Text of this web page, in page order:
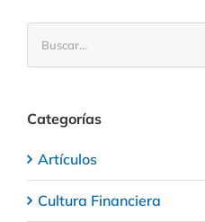
Categorías
Artículos
Cultura Financiera